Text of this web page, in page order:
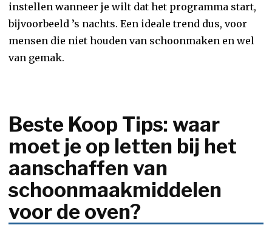
instellen wanneer je wilt dat het programma start,
bijvoorbeeld ’s nachts. Een ideale trend dus, voor
mensen die niet houden van schoonmaken en wel
van gemak.
Beste Koop Tips: waar
moet je op letten bij het
aanschaffen van
schoonmaakmiddelen
voor de oven?